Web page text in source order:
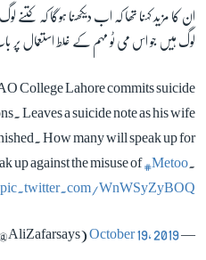
ان کا مزید کہنا تھا کہ اب دیکھنا ہوگا کہ
لوگ ہیں جو اس می ٹو مہم کے غلط استعمال پر
College Lahore commits suicide
Leaves a suicide note as his wife
How many will speak up for
up against the misuse of #Metoo
pic.twitter.com/WnWSyZyBOQ
— Ali Zafar (@AliZafarsays)
October 19, 2019